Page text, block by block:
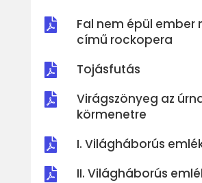

Fal nem épül ember
című rockopera

Tojásfutás

Virágszönyeg az
körmenetre

I. Világháborús

II. Világháborús